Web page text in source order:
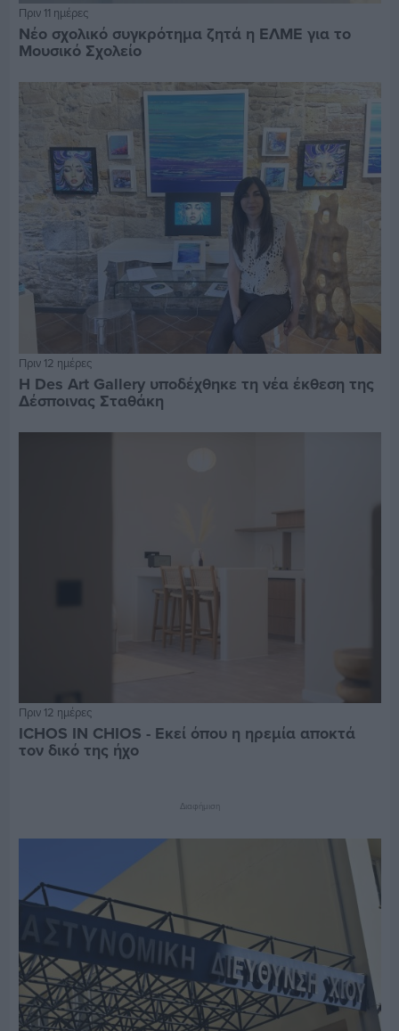
Πριν 11 ημέρες
Νέο σχολικό συγκρότημα ζητά η ΕΛΜΕ για το
Μουσικό Σχολείο
Πριν 12 ημέρες
Η Des Art Gallery υποδέχθηκε τη νέα έκθεση της
Δέσποινας Σταθάκη
Πριν 12 ημέρες
ICHOS IN CHIOS - Εκεί όπου η ηρεμία αποκτά
τον δικό της ήχο
Διαφήμιση